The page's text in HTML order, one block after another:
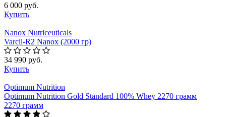
6 000 руб.
Купить
Nanox Nutriceuticals
Varcil-R2 Nanox (2000 гр)
34 990 руб.
Купить
Optimum Nutrition
Optimum Nutrition Gold Standard 100% Whey 2270 грамм
2270 грамм